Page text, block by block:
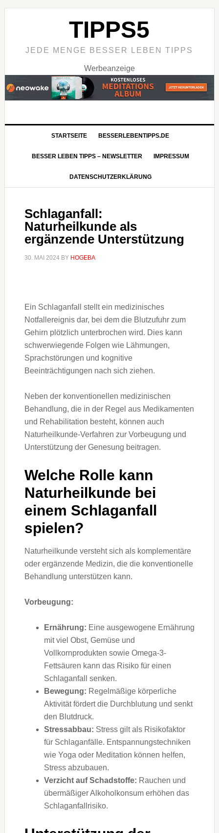
TIPPS5
JEDE MENGE BESSER LEBEN TIPPS
Werbeanzeige
STARTSEITE BESSERLEBENTIPPS.DE
BESSER LEBEN TIPPS – NEWSLETTER IMPRESSUM
DATENSCHUTZERKLÄRUNG
Schlaganfall:
Naturheilkunde als
ergänzende Unterstützung
30. MAI 2024BY HOGEBA
Ein Schlaganfall stellt ein medizinisches
Notfallereignis dar, bei dem die Blutzufuhr zum
Gehirn plötzlich unterbrochen wird. Dies kann
schwerwiegende Folgen wie Lähmungen,
Sprachstörungen und kognitive
Beeinträchtigungen nach sich ziehen.
Neben der konventionellen medizinischen
Behandlung, die in der Regel aus Medikamenten
und Rehabilitation besteht, können auch
Naturheilkunde-Verfahren zur Vorbeugung und
Unterstützung der Genesung beitragen.
Welche Rolle kann
Naturheilkunde bei
einem Schlaganfall
spielen?
Naturheilkunde versteht sich als komplementäre
oder ergänzende Medizin, die die konventionelle
Behandlung unterstützen kann.
Vorbeugung:
Ernährung: Eine ausgewogene Ernährung
mit viel Obst, Gemüse und
Vollkornprodukten sowie Omega-3-
Fettsäuren kann das Risiko für einen
Schlaganfall senken.
Bewegung: Regelmäßige körperliche
Aktivität fördert die Durchblutung und senkt
den Blutdruck.
Stressabbau: Stress gilt als Risikofaktor
für Schlaganfälle. Entspannungstechniken
wie Yoga oder Meditation können helfen,
Stress abzubauen.
Verzicht auf Schadstoffe: Rauchen und
übermäßiger Alkoholkonsum erhöhen das
Schlaganfallrisiko.